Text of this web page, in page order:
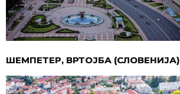
ШЕМПЕТЕР, ВРТОЈБА (СЛОВЕНИЈА)